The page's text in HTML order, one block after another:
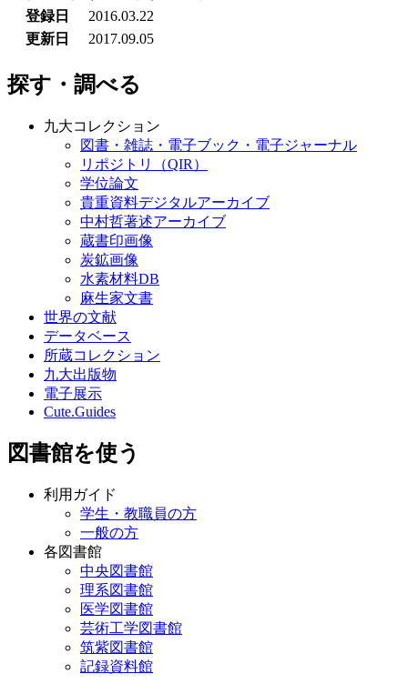
登録日
2016.03.22
更新日
2017.09.05
探す・調べる
九大コレクション
図書・雑誌・電子ブック・電子ジャーナル
リポジトリ（QIR）
学位論文
貴重資料デジタルアーカイブ
中村哲著述アーカイブ
蔵書印画像
炭鉱画像
水素材料DB
麻生家文書
世界の文献
データベース
所蔵コレクション
九大出版物
電子展示
Cute.Guides
図書館を使う
利用ガイド
学生・教職員の方
一般の方
各図書館
中央図書館
理系図書館
医学図書館
芸術工学図書館
筑紫図書館
記録資料館